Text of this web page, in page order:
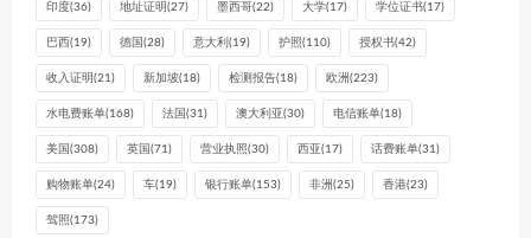
印度(36) 地址证明 (27) 墨西哥(22) 大学(17) 学位证书(17)
巴西(19) 德国 (28) 意大利 (19) 护照(110) 授权书(42)
收入证明 (21) 新加坡(18) 检测报告(18) 欧洲 (223)
水电费账单(168) 法国 (31) 澳大利亚(30) 电信账单(18)
美国 (308) 英国 (71) 营业执照(30) 西亚(17) 话费账单(31)
购物账单(24) 车(19) 银行账单(153) 非洲 (25) 香港(23)
驾照(173)